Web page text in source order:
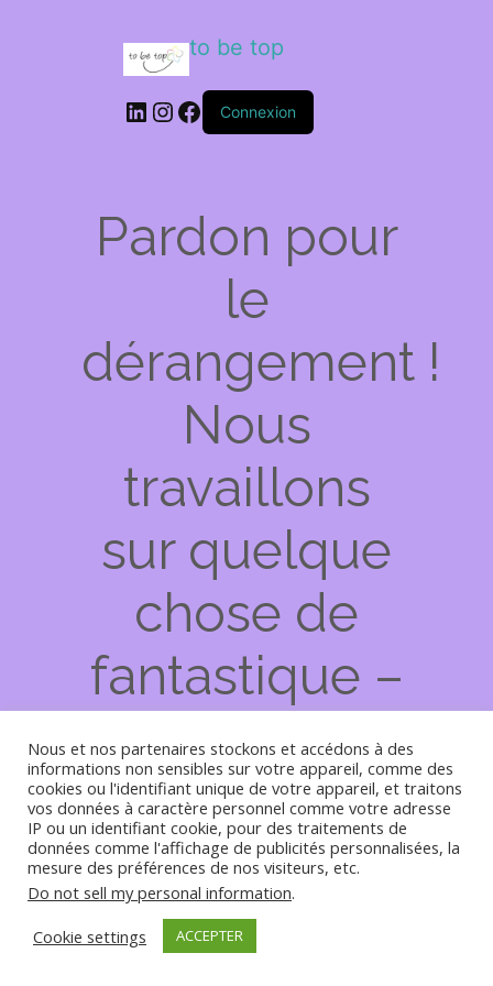
to be top
LinkedIn
Instagram
Facebook
Connexion
Pardon pour
le
dérangement !
Nous
travaillons
sur quelque
chose de
fantastique –
revenez
bientôt !
Nous et nos partenaires stockons et accédons à des
informations non sensibles sur votre appareil, comme des
cookies ou l'identifiant unique de votre appareil, et traitons
vos données à caractère personnel comme votre adresse
IP ou un identifiant cookie, pour des traitements de
données comme l'affichage de publicités personnalisées, la
mesure des préférences de nos visiteurs, etc.
Do not sell my personal information.
Cookie settings
ACCEPTER